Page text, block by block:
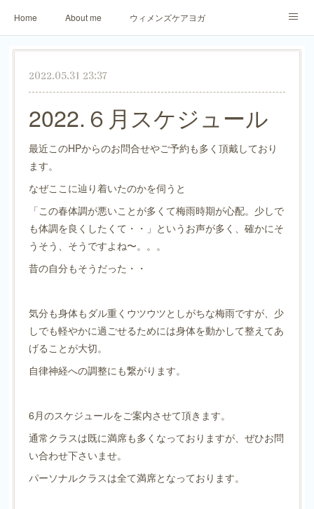
Home About me ウィメンズケアヨガ
アロマリラックスヨガ パーソナトレーニング
2022.05.31 23:37
2022.６月スケジュール
最近このHPからのお問合せやご予約も多く頂戴しており
ます。
なぜここに辿り着いたのかを伺うと
「この春体調が悪いことが多くて梅雨時期が心配。少しで
も体調を良くしたくて・・」というお声が多く、確かにそ
うそう、そうですよね〜。。。
昔の自分もそうだった・・
気分も身体もダル重くウツウツとしがちな梅雨ですが、少
しでも軽やかに過ごせるためには身体を動かして整えてあ
げることが大切。
自律神経への調整にも繋がります。
6月のスケジュールをご案内させて頂きます。
通常クラスは既に満席も多くなっておりますが、ぜひお問
い合わせ下さいませ。
パーソナルクラスは全て満席となっております。